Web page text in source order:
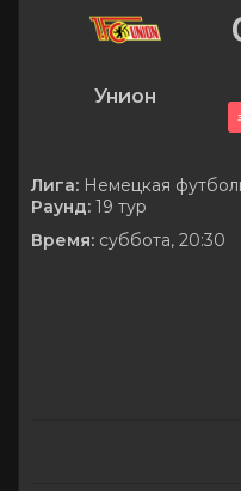
Унион
Лига: Немецкая
Раунд: 19 тур
Время: суббота, 20:30